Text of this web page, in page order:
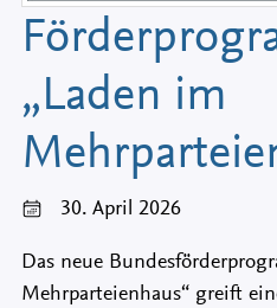
„Laden im
30. April 2026
Das neue
Mehrparteienhaus“ greift